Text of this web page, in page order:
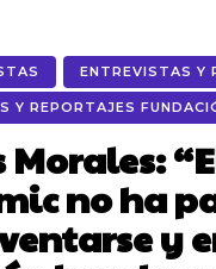
ENTREVISTAS Y
Y REPORTAJES
Morales:
no ha
y